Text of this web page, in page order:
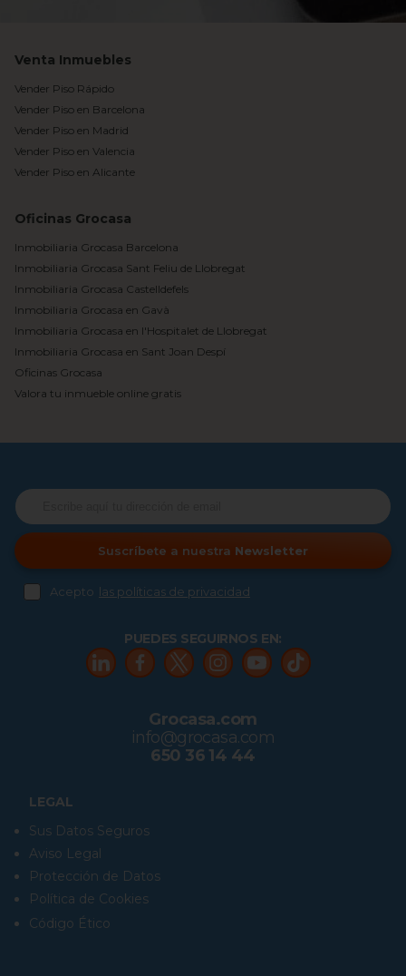
Venta Inmuebles
Vender Piso Rápido
Vender Piso en Barcelona
Vender Piso en Madrid
Vender Piso en Valencia
Vender Piso en Alicante
Oficinas Grocasa
Inmobiliaria Grocasa Barcelona
Inmobiliaria Grocasa Sant Feliu de Llobregat
Inmobiliaria Grocasa Castelldefels
Inmobiliaria Grocasa en Gavà
Inmobiliaria Grocasa en l'Hospitalet de Llobregat
Inmobiliaria Grocasa en Sant Joan Despí
Oficinas Grocasa
Valora tu inmueble online gratis
Suscríbete a nuestra Newsletter
Acepto las políticas de privacidad
LEGAL
Sus Datos Seguros
Aviso Legal
Protección de Datos
Política de Cookies
Código Ético
PUEDES SEGUIRNOS EN:
Grocasa.com
info@grocasa.com
650 36 14 44